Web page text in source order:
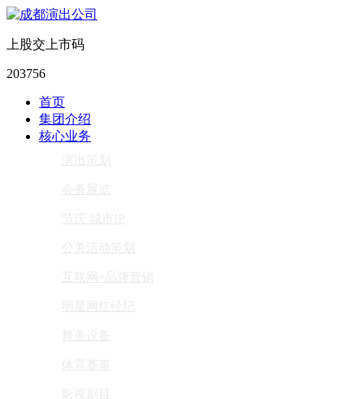
上股交上市码
203756
首页
集团介绍
核心业务